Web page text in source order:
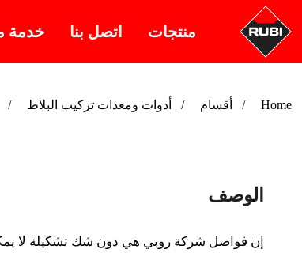
منتجات اتصل بنا خدمة
Home أقسام أدوات ومعدات تركيب البلاط
الوصف
إن فواصل شركة روبي هي دون شك تشكيلة لا